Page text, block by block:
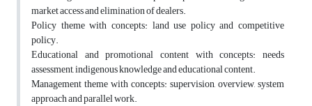
market access and elimination of dealers.
Policy theme with concepts: land use policy and competitive
policy.
Educational and promotional content with concepts: needs
assessment, indigenous knowledge and educational content.
Management theme with concepts: supervision, overview, system
approach and parallel work.